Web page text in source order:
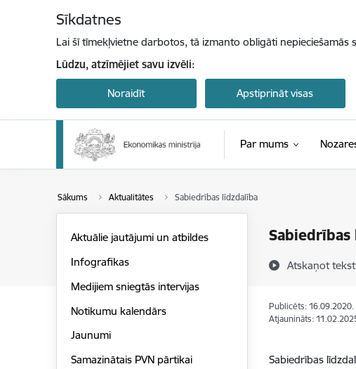
Sīkdatnes
Lai šī tīmekļvietne darbotos, tā izmanto obligāti
Lūdzu, atzīmējiet savu izvēli:
Noraidīt Apstiprināt visas
Par mums
Sākums Aktualitātes Sabiedrības līdzdalība
Atskaņot
Aktuālie jautājumi un atbildes
Infografikas
Medijiem sniegtās intervijas
Notikumu kalendārs
Jaunumi
Samazinātais PVN pārtikai
Publicēts: 16.09.2020.
Atjaunināts:
Sabiedrības